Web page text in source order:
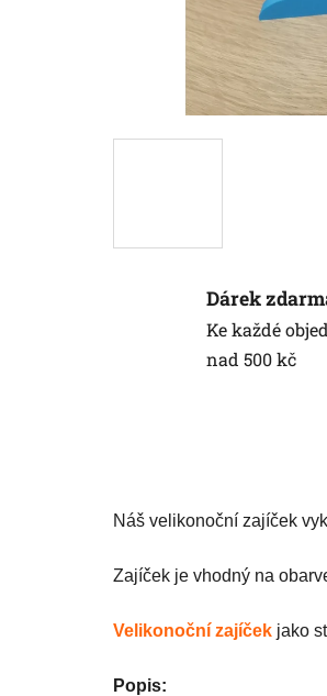
Dárek
Ke každé
nad 500 kč
Náš velikonoční zajíček
Zajíček je vhodný na
Velikonoční zajíček jako
Popis: